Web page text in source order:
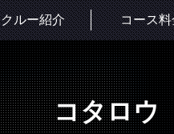
クルー紹介 コース料
コタロウ